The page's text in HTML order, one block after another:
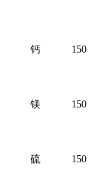
钙 150
镁 150
硫 150